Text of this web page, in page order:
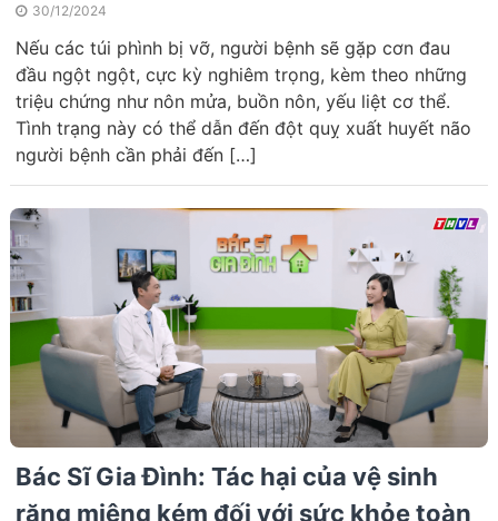
30/12/2024
Nếu các túi phình bị vỡ, người bệnh sẽ gặp cơn đau
đầu ngột ngột, cực kỳ nghiêm trọng, kèm theo những
triệu chứng như nôn mửa, buồn nôn, yếu liệt cơ thể.
Tình trạng này có thể dẫn đến đột quỵ xuất huyết não
người bệnh cần phải đến […]
Bác Sĩ Gia Đình: Tác hại của vệ sinh
răng miệng kém đối với sức khỏe toàn